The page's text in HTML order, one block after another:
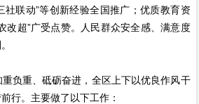
社联动”等创新经验全国推广；优质教育资
改超”广受点赞。人民群众安全感、满意度
负重、砥砺奋进，全区上下以优良作风干
行。主要做了以下工作：